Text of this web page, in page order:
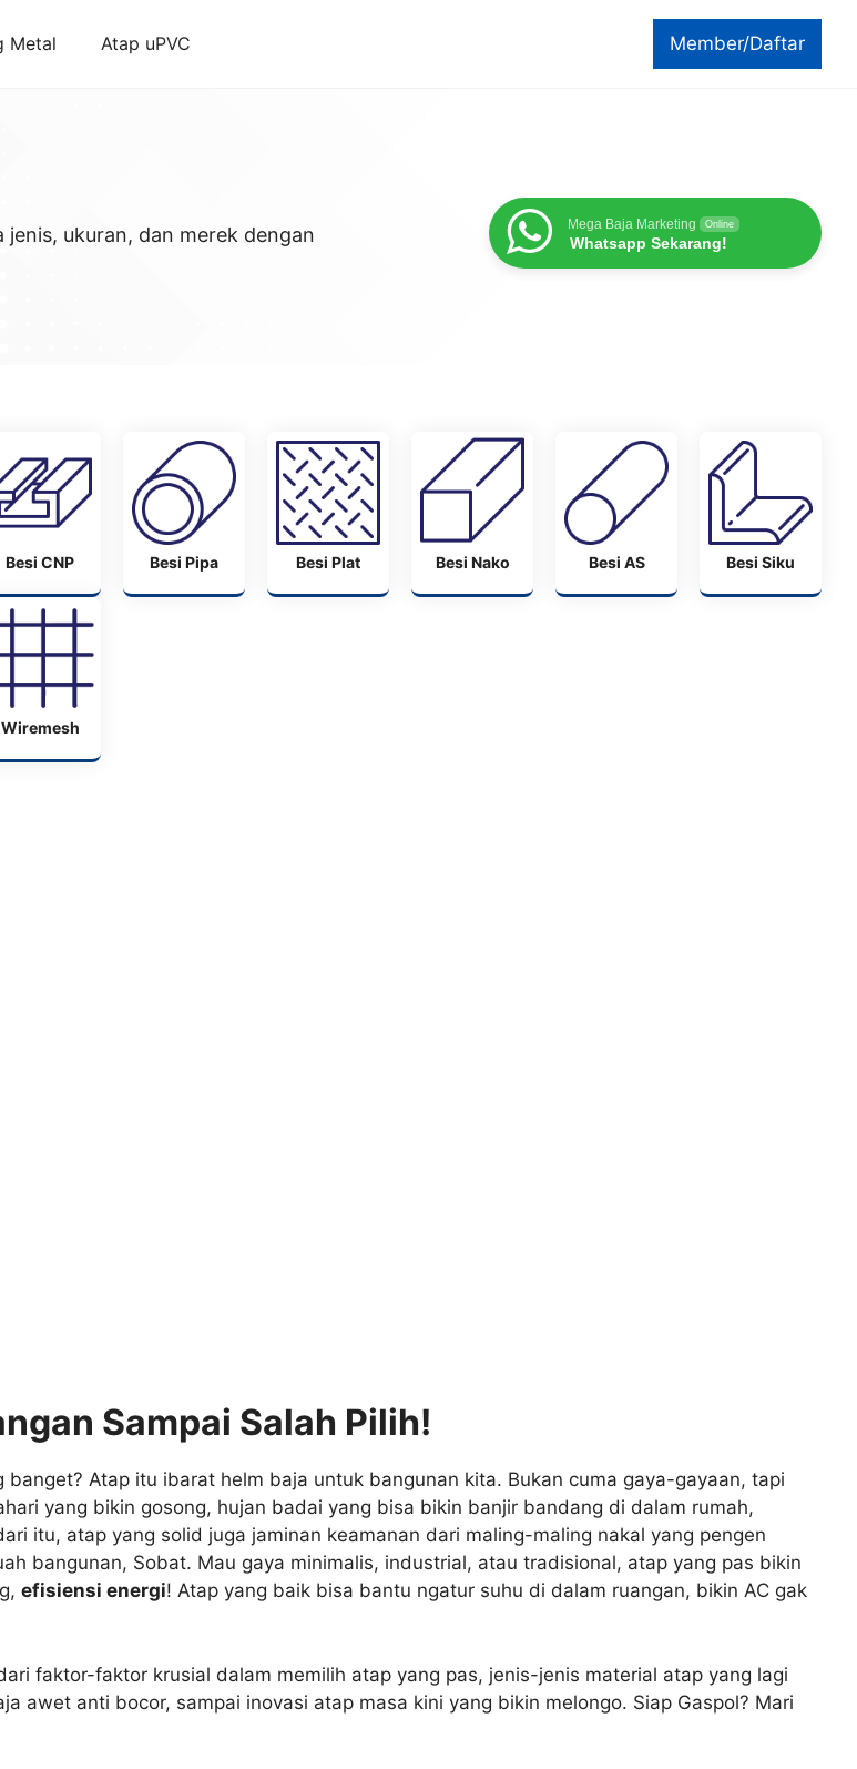
Member/Daftar
Metal Atap uPVC
jenis, ukuran, dan merek dengan
Mega Baja Marketing Online
Whatsapp Sekarang!
Besi CNP Besi Pipa Besi Plat Besi Nako Besi AS Besi Siku
Wiremesh
Sampai Salah Pilih!
Atap itu ibarat helm baja untuk bangunan kita. Bukan cuma gaya-gayaan, tapi
yang bikin gosong, hujan badai yang bisa bikin banjir bandang di dalam rumah,
itu, atap yang solid juga jaminan keamanan dari maling-maling nakal yang pengen
bangunan, Sobat. Mau gaya minimalis, industrial, atau tradisional, atap yang pas bikin
efisiensi energi! Atap yang baik bisa bantu ngatur suhu di dalam ruangan, bikin AC gak
faktor-faktor krusial dalam memilih atap yang pas, jenis-jenis material atap yang lagi
awet anti bocor, sampai inovasi atap masa kini yang bikin melongo. Siap Gaspol? Mari